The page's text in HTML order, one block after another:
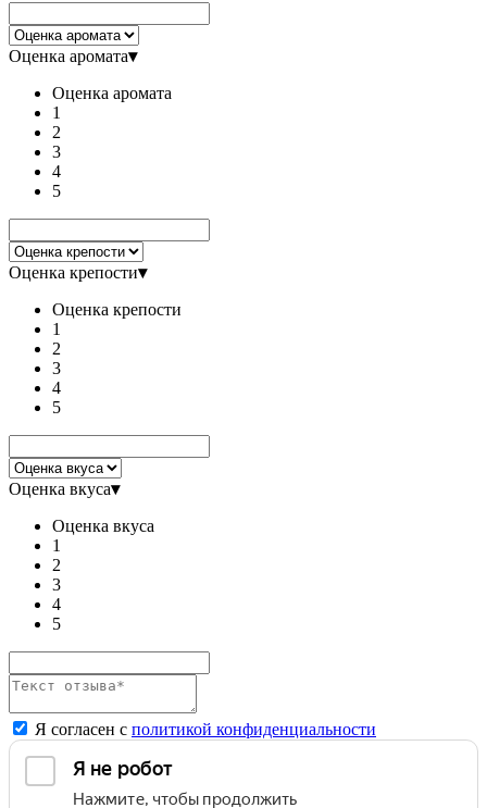
Оценка аромата▾
Оценка аромата
1
2
3
4
5
Оценка крепости▾
Оценка крепости
1
2
3
4
5
Оценка вкуса▾
Оценка вкуса
1
2
3
4
5
Я согласен с политикой конфиденциальности